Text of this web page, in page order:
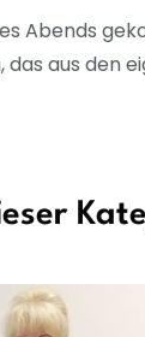
Abends
aus den